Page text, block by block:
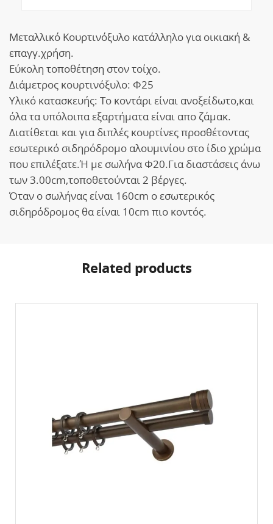
Μεταλλικό Κουρτινόξυλο κατάλληλο για οικιακή &
επαγγ.χρήση.
Εύκολη τοποθέτηση στον τοίχο.
Διάμετρος κουρτινόξυλο: Φ25
Υλικό κατασκευής: Το κοντάρι είναι ανοξείδωτο,και
όλα τα υπόλοιπα εξαρτήματα είναι απο ζάμακ.
Διατίθεται και για διπλές κουρτίνες προσθέτοντας
εσωτερικό σιδηρόδρομο αλουμινίου στο ίδιο χρώμα
που επιλέξατε.Ή με σωλήνα Φ20.Για διαστάσεις άνω
των 3.00cm,τοποθετούνται 2 βέργες.
Όταν ο σωλήνας είναι 160cm ο εσωτερικός
σιδηρόδρομος θα είναι 10cm πιο κοντός.
Related products